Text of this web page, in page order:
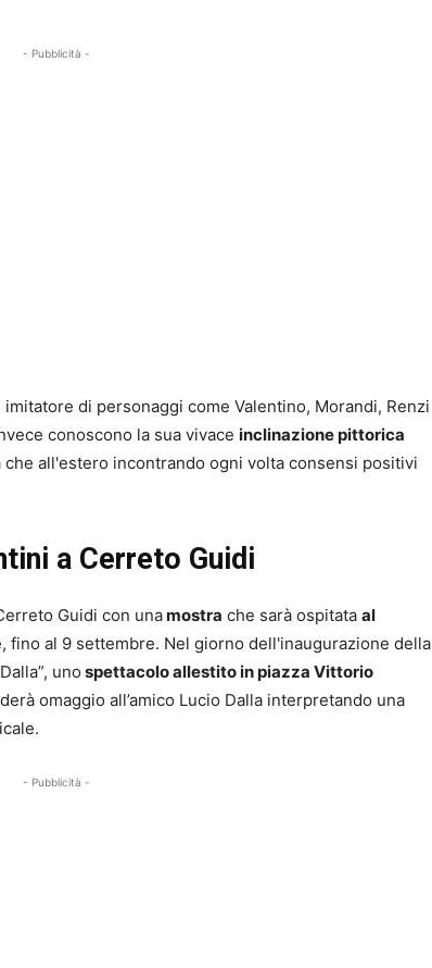
- Pubblicità -
imitatore di personaggi come Valentino, Morandi, Renzi
conoscono la sua vivace inclinazione pittorica
all'estero incontrando ogni volta consensi positivi
a Cerreto Guidi
Guidi con unamostra che sarà ospitata al
fino al 9 settembre. Nel giorno dell'inaugurazione della
uno spettacolo allestito in piazza Vittorio
omaggio all’amico Lucio Dalla interpretando una
- Pubblicità -